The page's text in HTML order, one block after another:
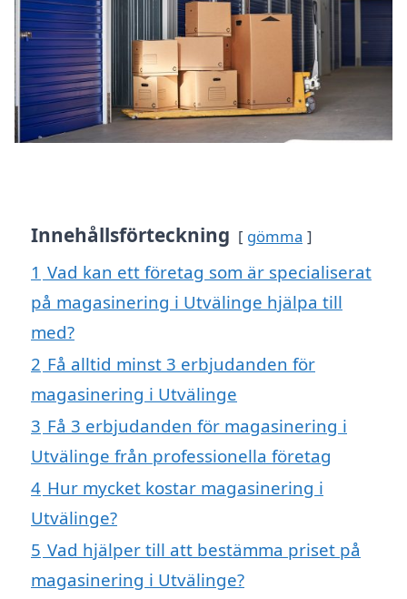
Innehållsförteckning gömma
1 Vad kan ett företag som är specialiserat
på magasinering i Utvälinge hjälpa till
med?
2 Få alltid minst 3 erbjudanden för
magasinering i Utvälinge
3 Få 3 erbjudanden för magasinering i
Utvälinge från professionella företag
4 Hur mycket kostar magasinering i
Utvälinge?
5 Vad hjälper till att bestämma priset på
magasinering i Utvälinge?